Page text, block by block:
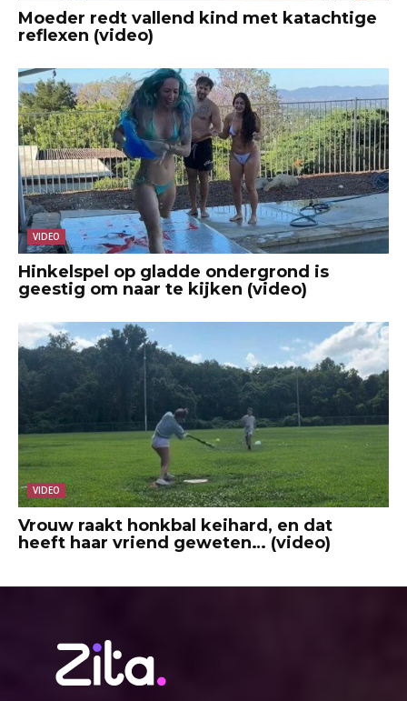
Moeder redt vallend kind met katachtige
reflexen (video)
VIDEO
Hinkelspel op gladde ondergrond is
geestig om naar te kijken (video)
VIDEO
Vrouw raakt honkbal keihard, en dat
heeft haar vriend geweten… (video)